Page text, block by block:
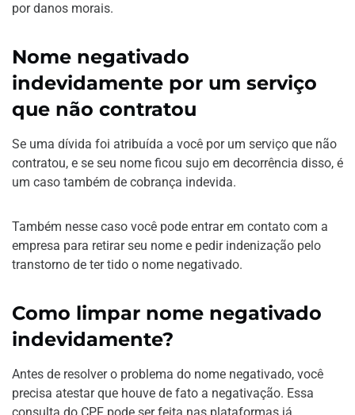
por danos morais.
Nome negativado
indevidamente por um serviço
que não contratou
Se uma dívida foi atribuída a você por um serviço que não
contratou, e se seu nome ficou sujo em decorrência disso, é
um caso também de cobrança indevida.
Também nesse caso você pode entrar em contato com a
empresa para retirar seu nome e pedir indenização pelo
transtorno de ter tido o nome negativado.
Como limpar nome negativado
indevidamente?
Antes de resolver o problema do nome negativado, você
precisa atestar que houve de fato a negativação. Essa